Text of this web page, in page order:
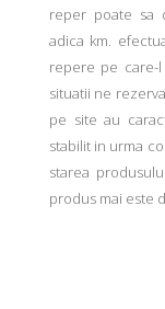
reper poate sa
adica km.
repere pe care-
situatii ne
pe site au
stabilit in urma
starea
produs mai este